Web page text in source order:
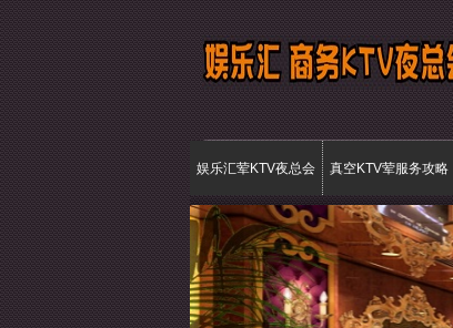
娱乐汇荤KTV夜总会 真空KTV荤服务攻略